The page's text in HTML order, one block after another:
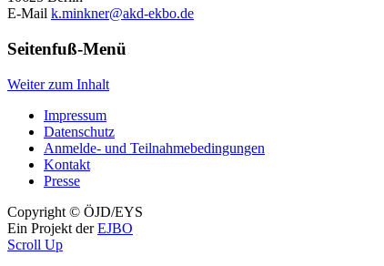
E-Mail k.minkner@akd-ekbo.de
Seitenfuß-Menü
Weiter zum Inhalt
Impressum
Datenschutz
Anmelde- und Teilnahmebedingungen
Kontakt
Presse
Copyright © ÖJD/EYS
Ein Projekt derEJBO
Scroll Up